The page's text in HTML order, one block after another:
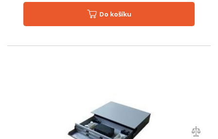
Do košíku